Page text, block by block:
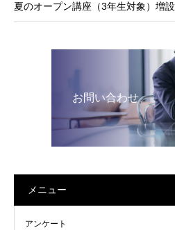
夏のオープン講座（3年生対象）増設
お問い合わせ
メニュー
アンケート